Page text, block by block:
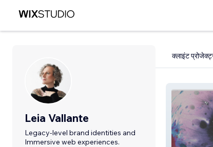
Leia Vallante
Legacy-level brand identities and
Immersive web experiences.
क्लाइंट